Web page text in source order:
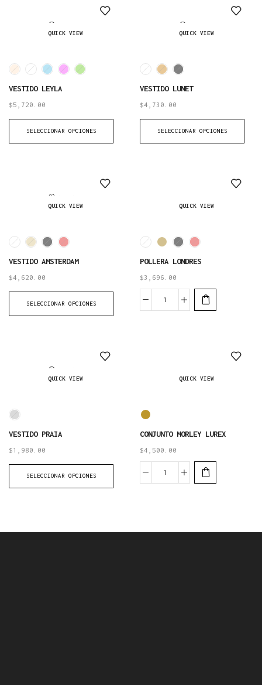
QUICK VIEW
VESTIDO LEYLA
$5,720.00
SELECCIONAR OPCIONES
QUICK VIEW
VESTIDO LUNET
$4,730.00
SELECCIONAR OPCIONES
QUICK VIEW
VESTIDO AMSTERDAM
$4,620.00
SELECCIONAR OPCIONES
QUICK VIEW
POLLERA LONDRES
$3,696.00
QUICK VIEW
VESTIDO PRAIA
$1,980.00
SELECCIONAR OPCIONES
QUICK VIEW
CONJUNTO MORLEY LUREX
$4,500.00